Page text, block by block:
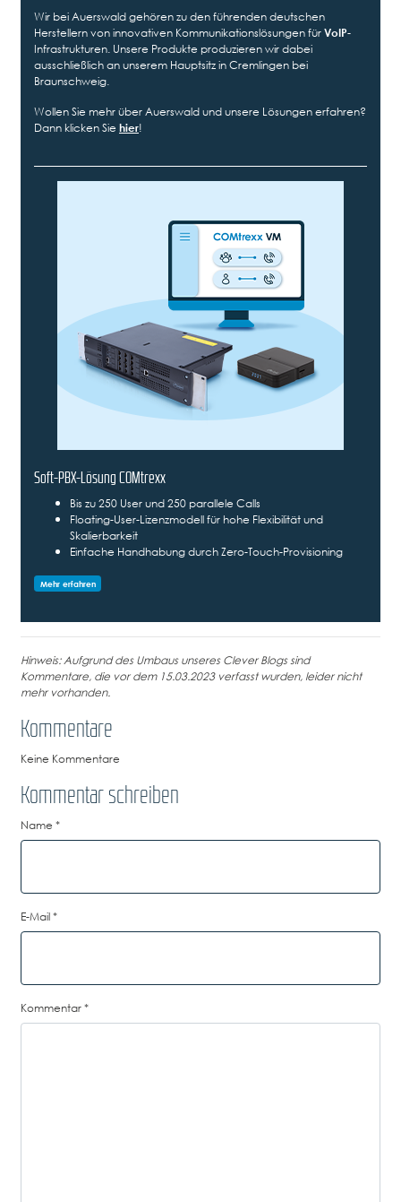
Wir bei Auerswald gehören zu den führenden deutschen
Herstellern von innovativen Kommunikationslösungen fürVoIP-
Infrastrukturen. Unsere Produkte produzieren wir dabei
ausschließlich an unserem Hauptsitz in Cremlingen bei
Braunschweig.
Wollen Sie mehr über Auerswald und unsere Lösungen erfahren?
Dann klicken Sie hier!
Soft-PBX-Lösung COMtrexx
Bis zu 250 User und 250 parallele Calls
Floating-User-Lizenzmodell für hohe Flexibilität und
Skalierbarkeit
Einfache Handhabung durch Zero-Touch-Provisioning
Mehr erfahren
Hinweis: Aufgrund des Umbaus unseres Clever Blogs sind
Kommentare, die vor dem 15.03.2023 verfasst wurden, leider nicht
mehr vorhanden.
Kommentare
Keine Kommentare
Kommentar schreiben
Name *
E-Mail*
Kommentar*